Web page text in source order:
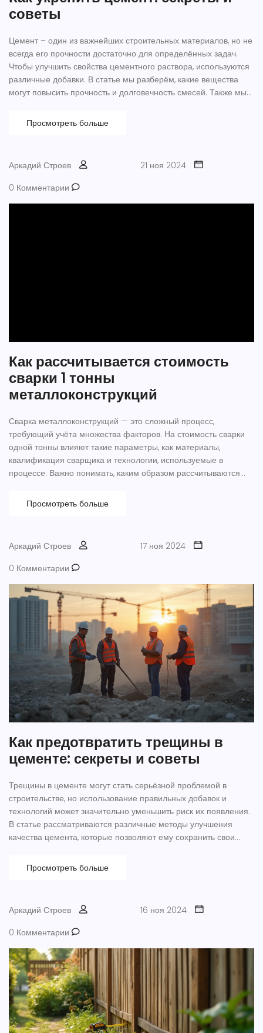
советы
Цемент – один из важнейших строительных материалов, но не
всегда его прочности достаточно для определённых задач.
Чтобы улучшить свойства цементного раствора, используются
различные добавки. В статье мы разберём, какие вещества
могут повысить прочность и долговечность смесей. Также мы
растворов.
Просмотреть больше
Аркадий Строев
21 ноя 2024
0 Комментарии
Как рассчитывается стоимость
сварки 1 тонны
металлоконструкций
Сварка металлоконструкций — это сложный процесс,
требующий учёта множества факторов. На стоимость сварки
одной тонны влияют такие параметры, как материалы,
квалификация сварщика и технологии, используемые в
процессе. Важно понимать, каким образом рассчитываются
переплат. В статье рассматриваются актуальные советы и
практические рекомендации по экономии средств без потери
Просмотреть больше
Аркадий Строев
17 ноя 2024
0 Комментарии
Как предотвратить трещины в
цементе: секреты и советы
Трещины в цементе могут стать серьёзной проблемой в
строительстве, но использование правильных добавок и
технологий может значительно уменьшить риск их появления.
В статье рассматриваются различные методы улучшения
качества цемента, которые позволяют ему сохранить свои
наиболее эффективные химические добавки и
инновационные технологии, которые обеспечивают
различных климатических условий. Рассмотрим важность
контроля влажности и правильной сушки для повышения
прочности бетона.
Просмотреть больше
Аркадий Строев
16 ноя 2024
0 Комментарии